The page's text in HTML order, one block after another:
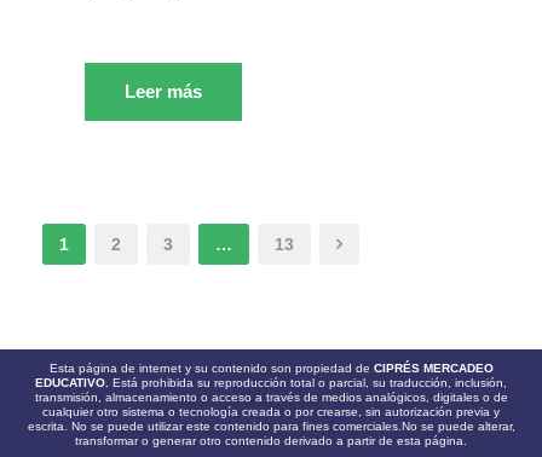
Leer más
1 2 3 … 13
Esta página de internet y su contenido son propiedad de CIPRÉS MERCADEO
EDUCATIVO. Está prohibida su reproducción total o parcial, su traducción, inclusión,
transmisión, almacenamiento o acceso a través de medios analógicos, digitales o de
cualquier otro sistema o tecnología creada o por crearse, sin autorización previa y
escrita. No se puede utilizar este contenido para fines comerciales.No se puede alterar,
transformar o generar otro contenido derivado a partir de esta página.